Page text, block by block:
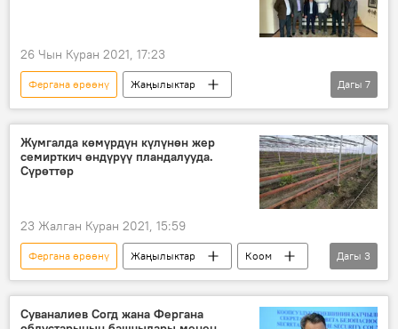
26 Чын Куран 2021, 17:23
Фергана өрөөнү
Жаңылыктар
Кыргызстан
Азия
Дүйнөдө
Экономика
Нарын
Өзбекстан
кызматташуу
Дагы 7
Жумгалда көмүрдүн күлүнөн жер
семирткич өндүрүү пландалууда.
Сүрөттөр
23 Жалган Куран 2021, 15:59
Фергана өрөөнү Жаңылыктар
Коом
Кыргызстан
Нарын Жумгал
Дагы 3
Суваналиев Согд жана Фергана